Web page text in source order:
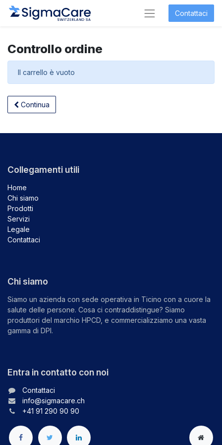
Contattaci
Controllo ordine
Il carrello è vuoto
Continua
Collegamenti utili
Home
Chi siamo
Prodotti
Servizi
Legale
Contattaci
Chi siamo
Siamo un azienda con sede operativa in Ticino con a cuore la
salute delle persone. Cosa ci contraddistingue? Siamo
produttori del marchio HPCD, e commercializziamo una vasta
gamma di DPI.
Entra in contatto con noi
Contattaci
info@sigmacare.ch
+41 91 290 90 90